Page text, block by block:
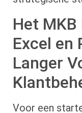
Het MKB
Excel en
Langer
Voor een